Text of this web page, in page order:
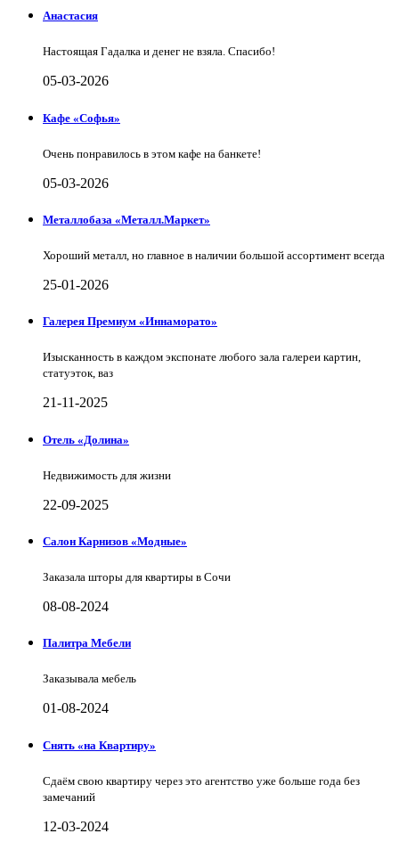
Анастасия
Настоящая Гадалка и денег не взяла. Спасибо!
05-03-2026
Кафе «Софья»
Очень понравилось в этом кафе на банкете!
05-03-2026
Металлобаза «Металл.Маркет»
Хороший металл, но главное в наличии большой ассортимент всегда
25-01-2026
Галерея Премиум «Иннаморато»
Изысканность в каждом экспонате любого зала галереи картин,
статуэток, ваз
21-11-2025
Отель «Долина»
Недвижимость для жизни
22-09-2025
Салон Карнизов «Модные»
Заказала шторы для квартиры в Сочи
08-08-2024
Палитра Мебели
Заказывала мебель
01-08-2024
Снять «на Квартиру»
Сдаём свою квартиру через это агентство уже больше года без
замечаний
12-03-2024